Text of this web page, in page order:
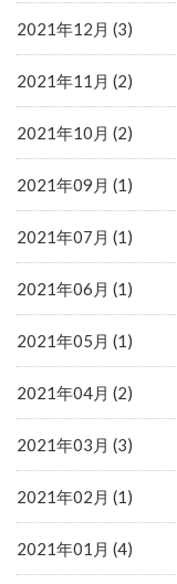
2021年12月 (3)
2021年11月 (2)
2021年10月 (2)
2021年09月 (1)
2021年07月 (1)
2021年06月 (1)
2021年05月 (1)
2021年04月 (2)
2021年03月 (3)
2021年02月 (1)
2021年01月 (4)